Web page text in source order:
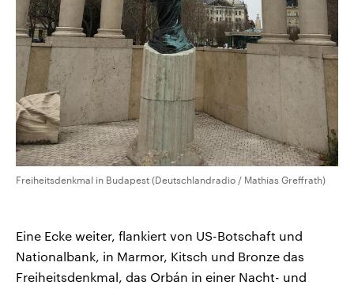
Freiheitsdenkmal in Budapest (Deutschlandradio / Mathias Greffrath)
Eine Ecke weiter, flankiert von US-Botschaft und
Nationalbank, in Marmor, Kitsch und Bronze das
Freiheitsdenkmal, das Orbán in einer Nacht- und